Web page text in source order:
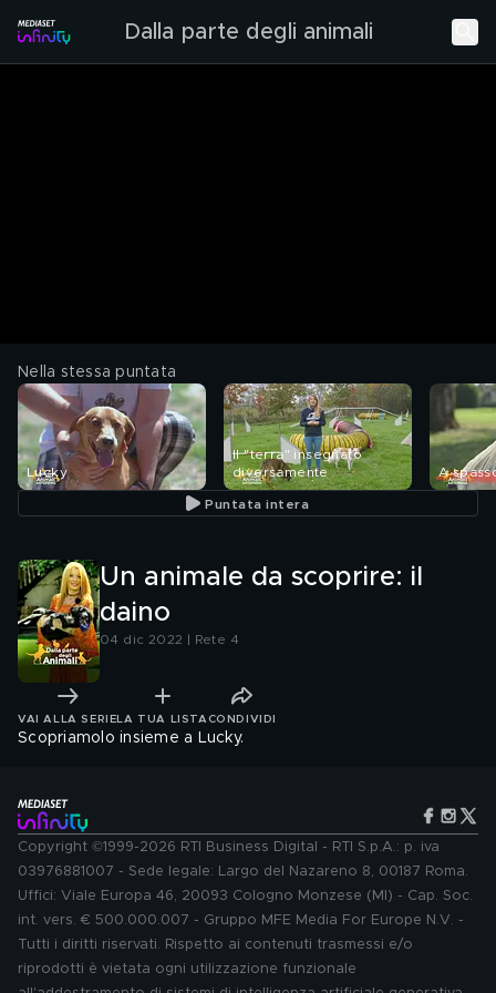
Dalla parte degli animali
Nella stessa puntata
Lucky
Il "terra" insegnato
diversamente
A
Puntata intera
Un animale da scoprire: il
daino
04 dic 2022 | Rete 4
VAI ALLA SERIE LA TUA LISTA CONDIVIDI
Scopriamolo insieme a Lucky.
Copyright ©1999-2026 RTI Business Digital - RTI S.p.A.: p. iva
03976881007 - Sede legale: Largo del Nazareno 8, 00187 Roma.
Uffici: Viale Europa 46, 20093 Cologno Monzese (MI) - Cap. Soc.
int. vers. € 500.000.007 - Gruppo MFE Media For Europe N.V. -
Tutti i diritti riservati. Rispetto ai contenuti trasmessi e/o
riprodotti è vietata ogni utilizzazione funzionale